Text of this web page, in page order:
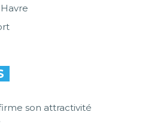
son attractivité